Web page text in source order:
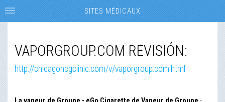
VAPORGROUP.COM REVISIÓN:
http://chicagohcgclinic.com/v/vaporgroup.com.html
SITES MÉDICAUX